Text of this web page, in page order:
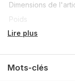
Dimensions de
Poids
Lire plus
Mots-clés